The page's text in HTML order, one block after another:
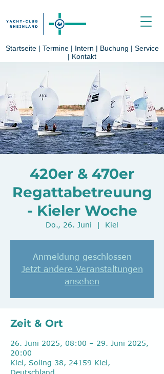
Startseite| Termine | Intern | Buchung | Service
| Kontakt
420er & 470er
Regattabetreuung
- Kieler Woche
Do., 26. Juni
  |
Kiel
Anmeldung geschlossen
Jetzt andere Veranstaltungen
ansehen
Zeit & Ort
26. Juni 2025, 08:00 – 29. Juni 2025,
20:00
Kiel, Soling 38, 24159 Kiel,
Deutschland